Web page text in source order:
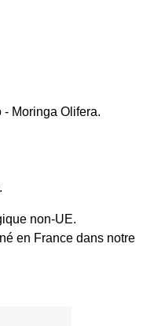
Moringa Olifera.
non-UE.
en France dans notre